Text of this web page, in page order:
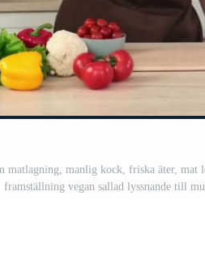
matlagning, manlig kock, friska äter, mat
framställning vegan sallad lyssnande till